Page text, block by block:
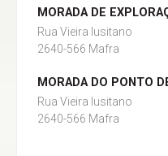
MORADA DE
Rua Vieira lusitano
2640-566 Mafra
MORADA DO PONTO
Rua Vieira lusitano
2640-566 Mafra